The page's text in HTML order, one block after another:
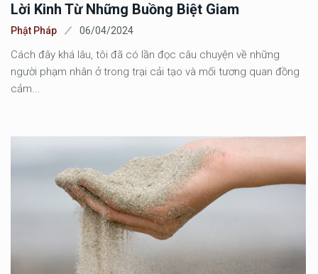
Lời Kinh Từ Những Buồng Biệt Giam
Phật Pháp 06/04/2024
Cách đây khá lâu, tôi đã có lần đọc câu chuyện về những
người phạm nhân ở trong trại cải tạo và mối tương quan đồng
cảm...